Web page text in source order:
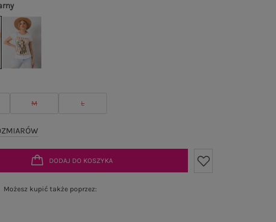
M L
DODAJ DO KOSZYKA
Możesz kupić także poprzez: